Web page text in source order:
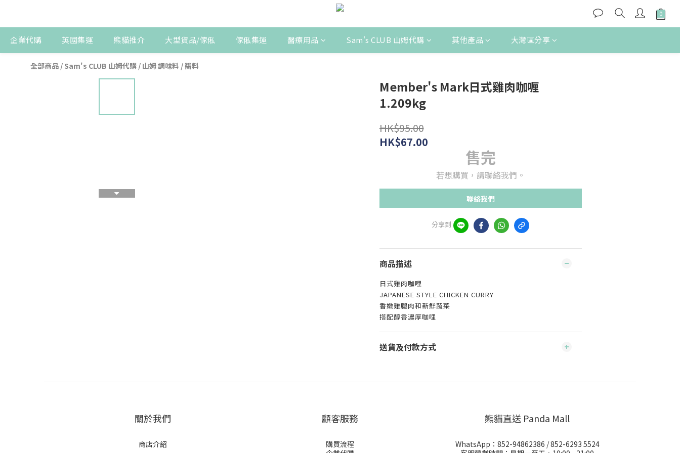
企業代購 英國集運 熊貓推介 大型貨品/傢俬 傢俬集運 醫療用品 Sam's CLUB 山姆代購 其他產品 大灣區分享
全部商品 / Sam's CLUB 山姆代購 / 山姆 調味料 / 醬料
Member's Mark日式雞肉咖喱
1.209kg
HK$95.00
HK$67.00
售完
若想購買，請聯絡我們。
聯絡我們
分享到
商品描述
日式雞肉咖哩
JAPANESE STYLE CHICKEN CURRY
香嫩雞腿肉和新鮮蔬菜
搭配醇香濃厚咖哩
送貨及付款方式
關於我們
商店介紹
顧客服務
購買流程
熊貓直送 Panda Mall
WhatsApp： 852-94862386 /852-6293 5524